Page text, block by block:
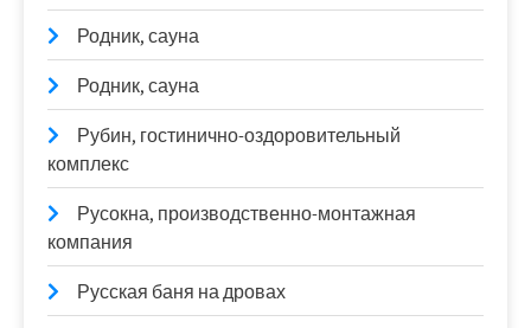
Родник, сауна
Родник, сауна
Рубин, гостинично-оздоровительный
комплекс
Русокна, производственно-монтажная
компания
Русская баня на дровах